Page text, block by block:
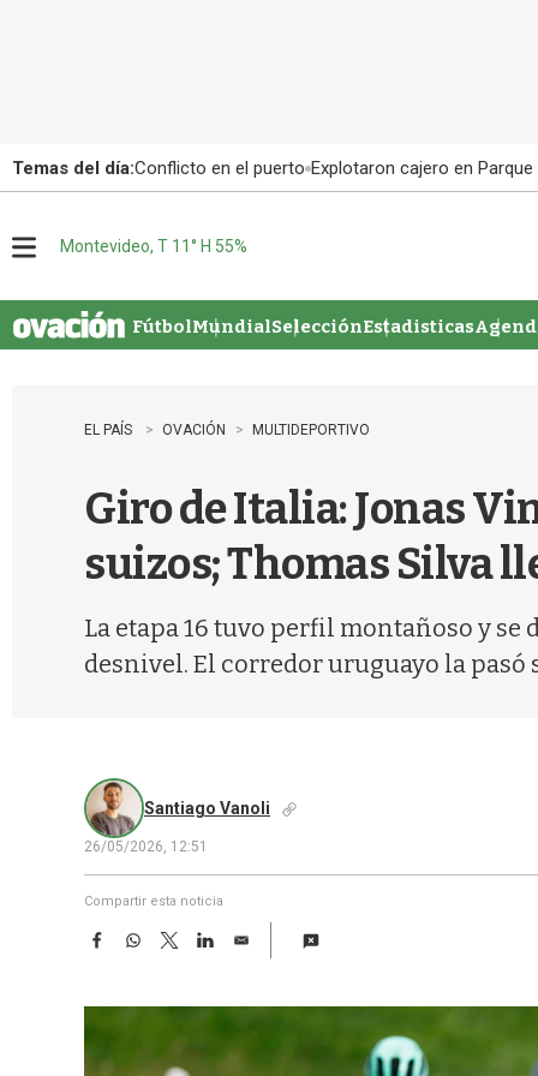
Temas del día:Conflicto en el puerto Explotaron cajero en
u
Montevideo, T 11° H 55%
FútbolMundialSelecciónEstadisticas
EL PAÍS OVACIÓN MULTIDEPORTIVO
Giro de Italia: Jonas
suizos; Thomas Silva
La etapa 16 tuvo perfil montañoso y se
desnivel. El corredor uruguayo la
Santiago Vanoli
26/05/2026, 12:51
Compartir esta noticia
F
e
o
W
t
T
w
t
L
k
E
i